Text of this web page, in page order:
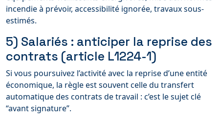
incendie à prévoir, accessibilité ignorée, travaux sous-
estimés.
5) Salariés : anticiper la reprise des
contrats (article L1224-1)
Si vous poursuivez l’activité avec la reprise d’une entité
économique, la règle est souvent celle du transfert
automatique des contrats de travail : c’est le sujet clé
“avant signature”.